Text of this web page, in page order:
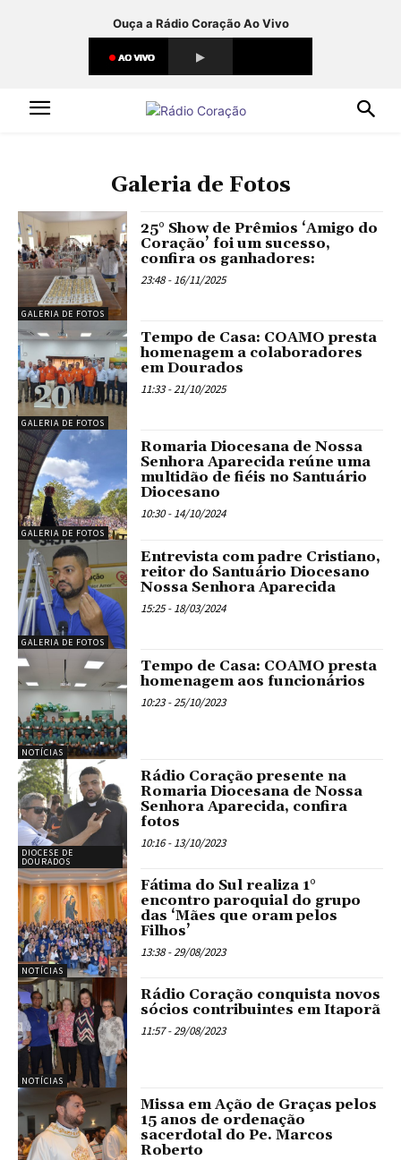
Ouça a Rádio Coração Ao Vivo
Galeria de Fotos
GALERIA DE FOTOS
25° Show de Prêmios ‘Amigo do
Coração’ foi um sucesso,
confira os ganhadores:
23:48 - 16/11/2025
GALERIA DE FOTOS
Tempo de Casa: COAMO presta
homenagem a colaboradores
em Dourados
11:33 - 21/10/2025
GALERIA DE FOTOS
Romaria Diocesana de Nossa
Senhora Aparecida reúne uma
multidão de fiéis no Santuário
Diocesano
10:30 - 14/10/2024
GALERIA DE FOTOS
Entrevista com padre Cristiano,
reitor do Santuário Diocesano
Nossa Senhora Aparecida
15:25 - 18/03/2024
NOTÍCIAS
Tempo de Casa: COAMO presta
homenagem aos funcionários
10:23 - 25/10/2023
DIOCESE DE
DOURADOS
Rádio Coração presente na
Romaria Diocesana de Nossa
Senhora Aparecida, confira
fotos
10:16 - 13/10/2023
NOTÍCIAS
Fátima do Sul realiza 1°
encontro paroquial do grupo
das ‘Mães que oram pelos
Filhos’
13:38 - 29/08/2023
NOTÍCIAS
Rádio Coração conquista novos
sócios contribuintes em Itaporã
11:57 - 29/08/2023
Missa em Ação de Graças pelos
15 anos de ordenação
sacerdotal do Pe. Marcos
Roberto